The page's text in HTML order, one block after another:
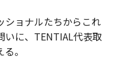
ショナルたちからこれ
いに、TENTIAL代表取
。